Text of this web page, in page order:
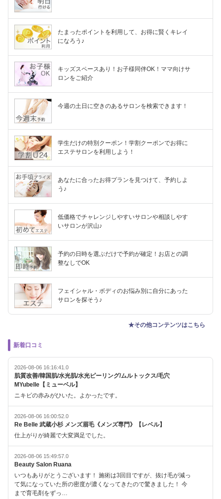
たまったポイントを利用して、お得に賢くキレイ
になろう♪
キッズスペースあり！お子様同伴OK！ママ向けサ
ロンをご紹介
今週の土日に空きのあるサロンを検索できます！
学生だけの特別クーポン！学割クーポンでお得に
エステサロンを利用しよう！
あなたに合ったお得プランを見つけて、予約しよ
う♪
低価格でチャレンジしやすいサロンや相談しやす
いサロンが沢山♪
予約の日時を選ぶだけで予約が確定！お店との調
整なしでOK
フェイシャル・ボディのお悩み別に自分にあった
サロンを探そう♪
★その他コンテンツはこちら
新着口コミ
2026-08-06 16:16:41.0
肌質改善/韓国肌/水光肌/水光ピーリング/ムルトックス/毛穴
MYubelle【ミューベル】
ニキビの赤みがひいた。よかったです。
2026-08-06 16:00:52.0
Re Belle 武蔵小杉 メンズ眉毛《メンズ専門》【レベル】
仕上がりが綺麗で大変満足でした。
2026-08-06 15:49:57.0
Beauty Salon Ruana
いつもありがとうございます！ 施術は3回目ですが、抜け毛が減っ
て気になっていた所の密度が濃くなってきたので驚きました！ 今
まで育毛剤をずっ…